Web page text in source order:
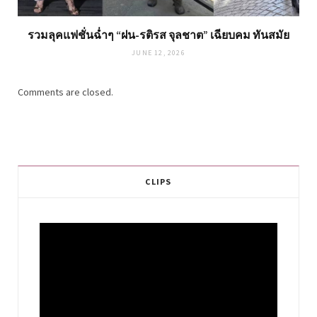
รวมลุคแฟชั่นฉ่ำๆ “ฝน-รติรส จุลชาต” เฉียบคม ทันสมัย
JUNE 12, 2026
Comments are closed.
CLIPS